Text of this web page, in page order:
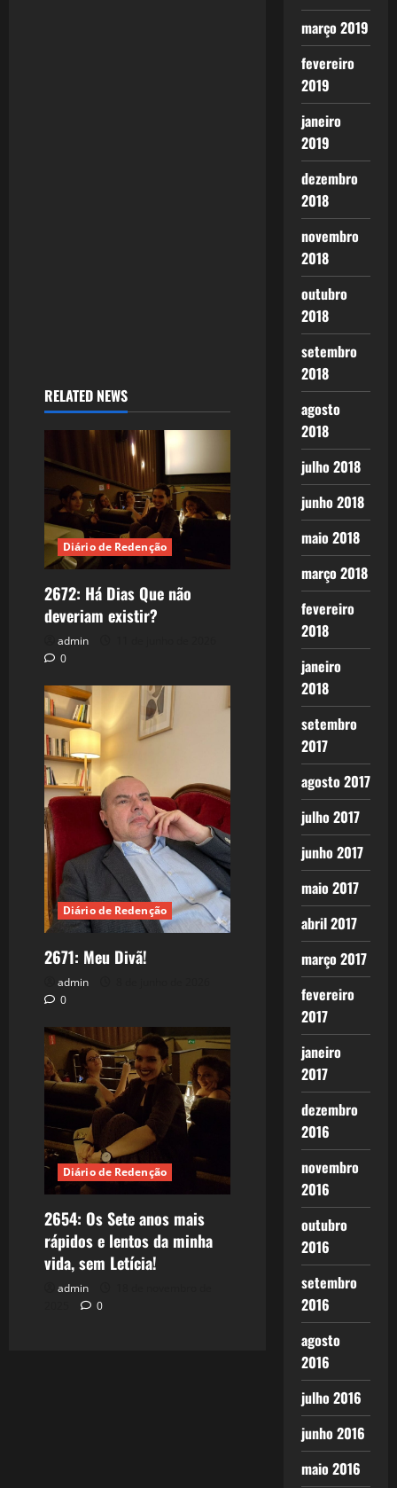
RELATED NEWS
Diário de Redenção
2672: Há Dias Que não
deveriam existir?
admin
0
Diário de Redenção
2671: Meu Divã!
admin
0
Diário de Redenção
2654: Os Sete anos mais
rápidos e lentos da minha
vida, sem Letícia!
admin
0
março 2019
fevereiro
2019
janeiro
2019
dezembro
2018
novembro
2018
outubro
2018
setembro
2018
agosto
2018
julho 2018
junho 2018
maio 2018
março 2018
fevereiro
2018
janeiro
2018
setembro
2017
agosto 2017
julho 2017
junho 2017
maio 2017
abril 2017
março 2017
fevereiro
2017
janeiro
2017
dezembro
2016
novembro
2016
outubro
2016
setembro
2016
agosto
2016
julho 2016
junho 2016
maio 2016